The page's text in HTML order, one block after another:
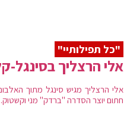
"כל תפילותיי"
אלי הרצליך
אלי הרצליך מגיש סינגל מתוך
חתום יוצר הסדרה "ברדק" מני וקשטוק.